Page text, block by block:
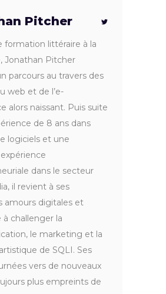
Pitcher
formation littéraire à la
Jonathan Pitcher
parcours au travers des
web et de l’e-
alors naissant. Puis suite
de 8 ans dans
logiciels et une
dans le secteur
il revient à ses
amours digitales et
à challenger la
le marketing et la
de SQLI. Ses
vers de nouveaux
plus empreints de